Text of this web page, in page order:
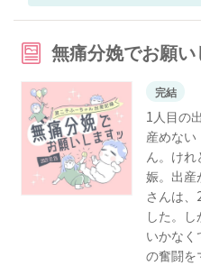
無痛分娩でお願い
完結
1人目の
産めない
ん。け
娠。出産
さんは
した。
いかな
の奮闘を